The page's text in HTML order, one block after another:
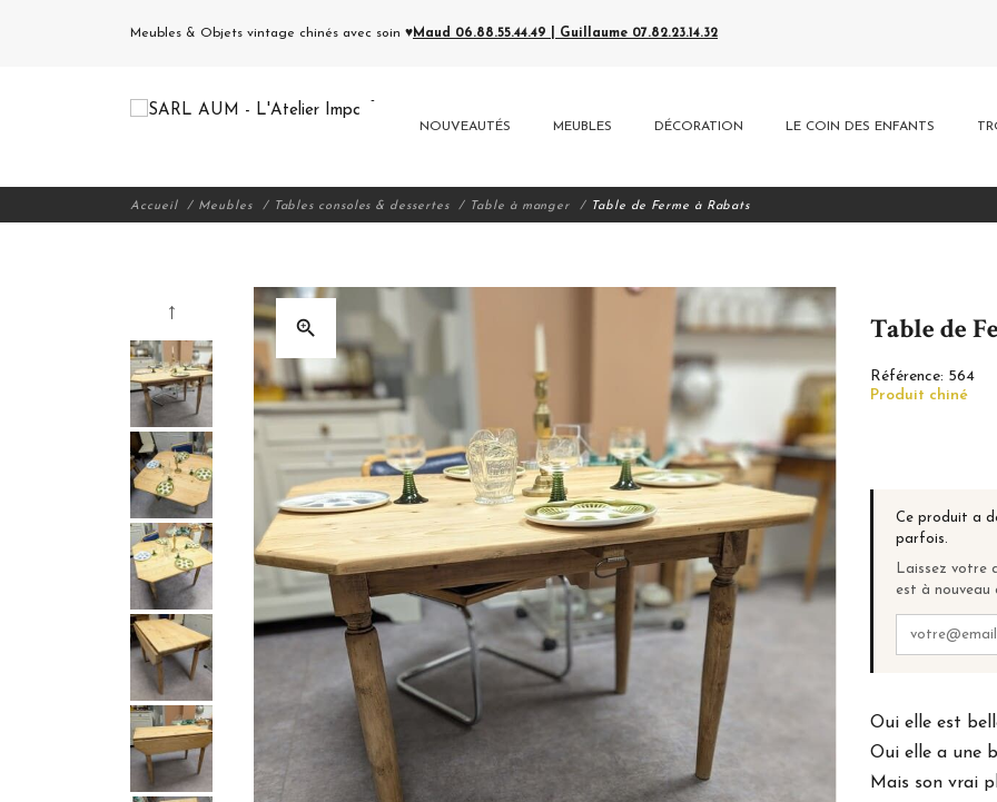
Meubles & Objets vintage chinés avec soin ♥Maud 06.88.55.44.49 | Guillaume 07.82.23.14.32
NOUVEAUTÉS MEUBLES DÉCORATION LE COIN DES ENFANTS
Accueil Meubles Tables consoles & dessertes Table à manger Table de Ferme à Rabats
zoom_in Table de
Référence: 564
Produit chiné
Ce produit a
parfois.
Laissez votre
est à nouveau
Oui elle est
Oui elle a une
Mais son vrai